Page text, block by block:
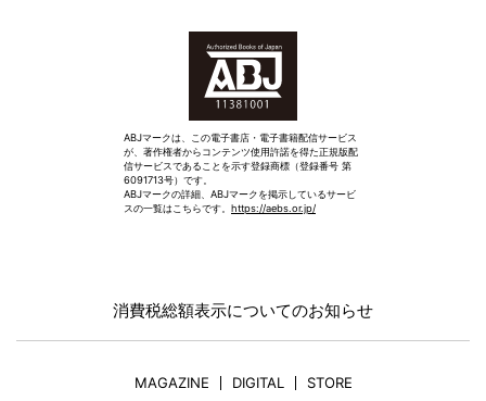
ABJマークは、この電子書店・電子書籍配信サービス
が、著作権者からコンテンツ使用許諾を得た正規版配
信サービスであることを示す登録商標（登録番号 第
6091713号）です。
ABJマークの詳細、ABJマークを掲示しているサービ
スの一覧はこちらです。 https://aebs.or.jp/
消費税総額表示についてのお知らせ
MAGAZINE DIGITAL STORE